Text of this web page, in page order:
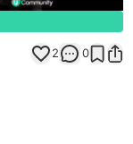
2 0